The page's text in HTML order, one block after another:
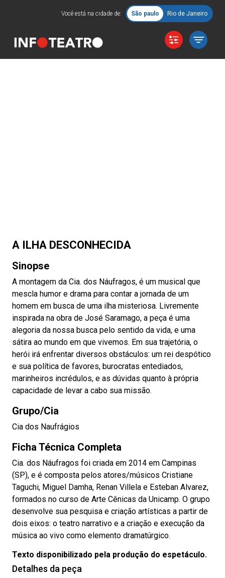
Você está na cidade de: São paulo Rio de Janeiro
A ILHA DESCONHECIDA
Sinopse
A montagem da Cia. dos Náufragos, é um musical que
mescla humor e drama para contar a jornada de um
homem em busca de uma ilha misteriosa. Livremente
inspirada na obra de José Saramago, a peça é uma
alegoria da nossa busca pelo sentido da vida, e uma
sátira ao mundo em que vivemos. Em sua trajetória, o
herói irá enfrentar diversos obstáculos: um rei despótico
e sua política de favores, burocratas entediados,
marinheiros incrédulos, e as dúvidas quanto à própria
capacidade de levar a cabo sua missão.
Grupo/Cia
Cia dos Naufrágios
Ficha Técnica Completa
Cia. dos Náufragos foi criada em 2014 em Campinas
(SP), e é composta pelos atores/músicos Cristiane
Taguchi, Miguel Damha, Renan Villela e Esteban Alvarez,
formados no curso de Arte Cênicas da Unicamp. O grupo
desenvolve sua pesquisa e criação artísticas a partir de
dois eixos: o teatro narrativo e a criação e execução da
música ao vivo como elemento dramatúrgico.
Texto disponibilizado pela produção do espetáculo.
Detalhes da peça